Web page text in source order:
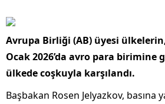
Avrupa Birliği (AB) üyesi
Ocak 2026’da avro para birimine
ülkede coşkuyla karşılandı.
Başbakan Rosen Jelyazkov, basına